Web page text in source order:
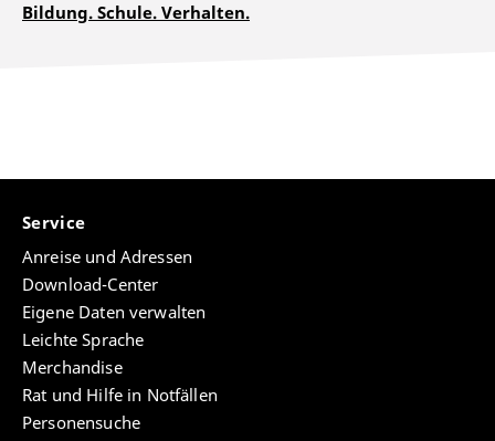
Bildung. Schule. Verhalten.
Service
Anreise und Adressen
Download-Center
Eigene Daten verwalten
Leichte Sprache
Merchandise
Rat und Hilfe in Notfällen
Personensuche